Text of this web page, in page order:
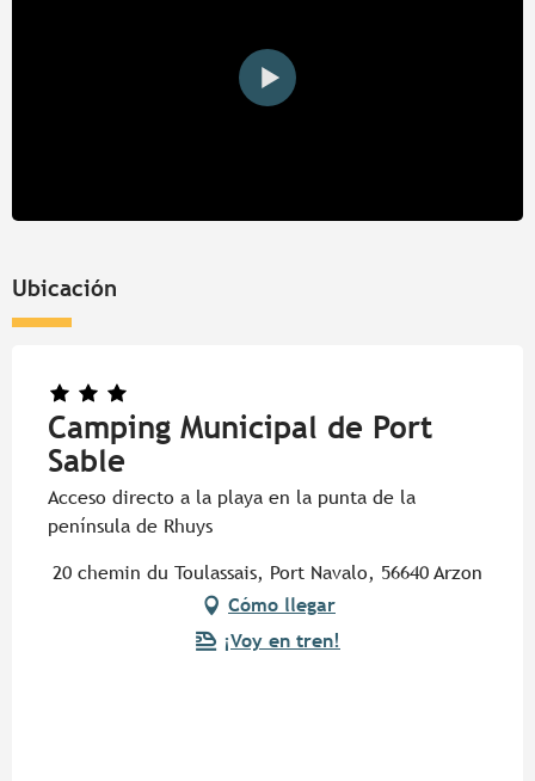
Ubicación
Camping Municipal de Port
Sable
Acceso directo a la playa en la punta de la
península de Rhuys
20 chemin du Toulassais, Port Navalo, 56640 Arzon
Cómo llegar
¡Voy en tren!